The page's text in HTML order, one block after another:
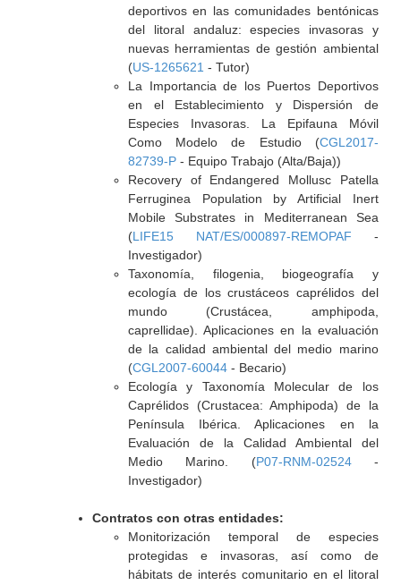
deportivos en las comunidades bentónicas
del litoral andaluz: especies invasoras y
nuevas herramientas de gestión ambiental
(US-1265621 - Tutor)
La Importancia de los Puertos Deportivos
en el Establecimiento y Dispersión de
Especies Invasoras. La Epifauna Móvil
Como Modelo de Estudio (CGL2017-
82739-P- Equipo Trabajo (Alta/Baja))
Recovery of Endangered Mollusc Patella
Ferruginea Population by Artificial Inert
Mobile Substrates in Mediterranean Sea
(LIFE15 NAT/ES/000897-REMOPAF -
Investigador)
Taxonomía, filogenia, biogeografía y
ecología de los crustáceos caprélidos del
mundo (Crustácea, amphipoda,
caprellidae). Aplicaciones en la evaluación
de la calidad ambiental del medio marino
(CGL2007-60044- Becario)
Ecología y Taxonomía Molecular de los
Caprélidos (Crustacea: Amphipoda) de la
Península Ibérica. Aplicaciones en la
Evaluación de la Calidad Ambiental del
Medio Marino. (P07-RNM-02524-
Investigador)
Contratos con otras entidades:
Monitorización temporal de especies
protegidas e invasoras, así como de
hábitats de interés comunitario en el litoral